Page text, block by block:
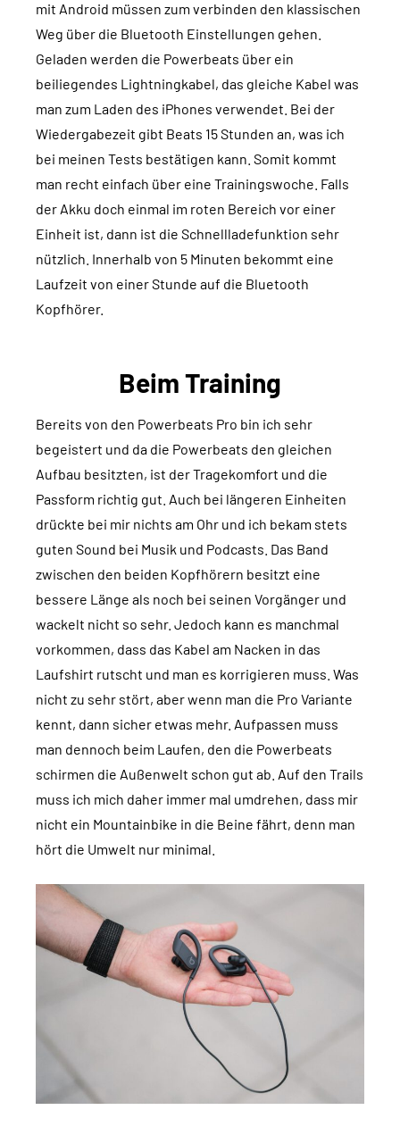
mit Android müssen zum verbinden den klassischen
Weg über die Bluetooth Einstellungen gehen.
Geladen werden die Powerbeats über ein
beiliegendes Lightningkabel, das gleiche Kabel was
man zum Laden des iPhones verwendet. Bei der
Wiedergabezeit gibt Beats 15 Stunden an, was ich
bei meinen Tests bestätigen kann. Somit kommt
man recht einfach über eine Trainingswoche. Falls
der Akku doch einmal im roten Bereich vor einer
Einheit ist, dann ist die Schnellladefunktion sehr
nützlich. Innerhalb von 5 Minuten bekommt eine
Laufzeit von einer Stunde auf die Bluetooth
Kopfhörer.
Beim Training
Bereits von den Powerbeats Pro bin ich sehr
begeistert und da die Powerbeats den gleichen
Aufbau besitzten, ist der Tragekomfort und die
Passform richtig gut. Auch bei längeren Einheiten
drückte bei mir nichts am Ohr und ich bekam stets
guten Sound bei Musik und Podcasts. Das Band
zwischen den beiden Kopfhörern besitzt eine
bessere Länge als noch bei seinen Vorgänger und
wackelt nicht so sehr. Jedoch kann es manchmal
vorkommen, dass das Kabel am Nacken in das
Laufshirt rutscht und man es korrigieren muss. Was
nicht zu sehr stört, aber wenn man die Pro Variante
kennt, dann sicher etwas mehr. Aufpassen muss
man dennoch beim Laufen, den die Powerbeats
schirmen die Außenwelt schon gut ab. Auf den Trails
muss ich mich daher immer mal umdrehen, dass mir
nicht ein Mountainbike in die Beine fährt, denn man
hört die Umwelt nur minimal.